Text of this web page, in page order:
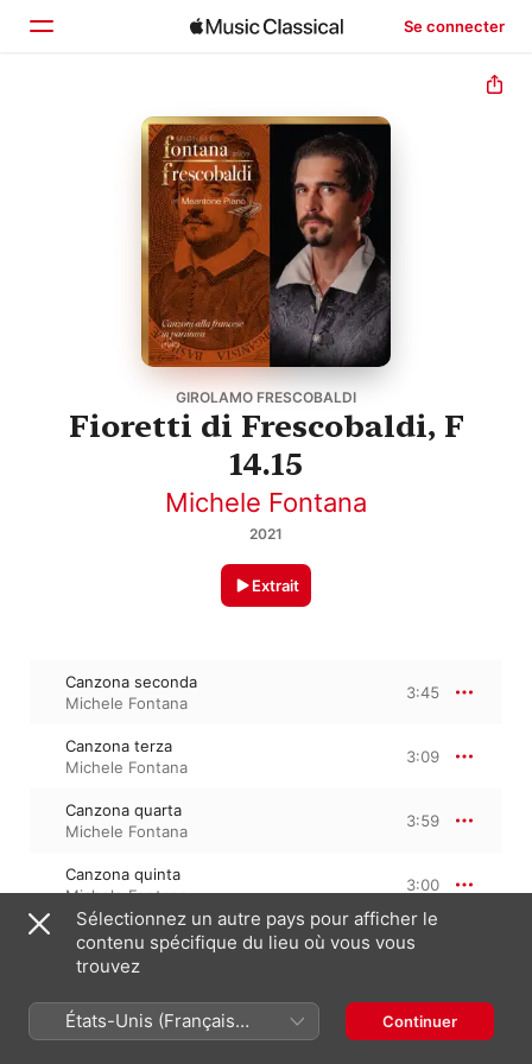
Se connecter
Accueil
Parcourir
Rechercher
GIROLAMO FRESCOBALDI
Fioretti di Frescobaldi, F
14.15
Michele Fontana
2021
Extrait
Canzona seconda
Michele Fontana
3:45
Canzona terza
Michele Fontana
3:09
Canzona quarta
Michele Fontana
3:59
Canzona quinta
Michele Fontana
3:00
Canzona sesta
Michele Fontana
2:47
Canzona settima
Michele Fontana
2:24
Sélectionnez un autre pays pour afficher le
contenu spécifique du lieu où vous vous
trouvez
États-Unis (Français
France)
Continuer